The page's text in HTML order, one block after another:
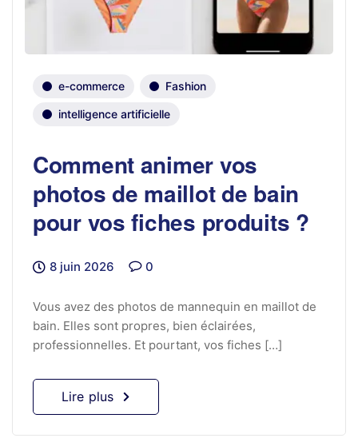
e-commerce Fashion
intelligence artificielle
Comment animer vos
photos de maillot de bain
pour vos fiches produits ?
8 juin 2026 0
Vous avez des photos de mannequin en maillot de
bain. Elles sont propres, bien éclairées,
professionnelles. Et pourtant, vos fiches […]
Lire plus